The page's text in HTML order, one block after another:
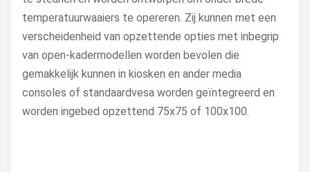
temperatuurwaaiers te opereren. Zij kunnen met een
verscheidenheid van opzettende opties met inbegrip
van open-kadermodellen worden bevolen die
gemakkelijk kunnen in kiosken en ander media
consoles of standaardvesa worden geïntegreerd en
worden ingebed opzettend 75x75 of 100x100.